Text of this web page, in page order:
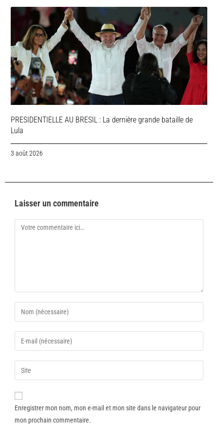
PRESIDENTIELLE AU BRESIL : La dernière grande bataille de
Lula
3 août 2026
Laisser un commentaire
Enregistrer mon nom, mon e-mail et mon site dans le navigateur pour
mon prochain commentaire.